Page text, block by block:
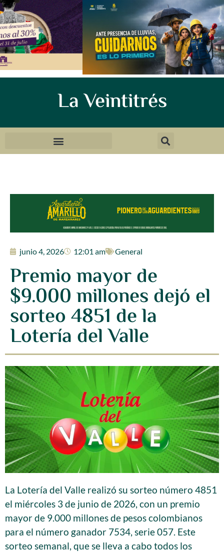
La Veintitrés
junio 4, 2026 12:01 am General
Premio mayor de
$9.000 millones dejó el
sorteo 4851 de la
Lotería del Valle
La Lotería del Valle realizó su sorteo número 4851
el miércoles 3 de junio de 2026, con un premio
mayor de 9.000 millones de pesos colombianos
para el número ganador 7534, serie 057. Este
sorteo semanal, que se lleva a cabo todos los